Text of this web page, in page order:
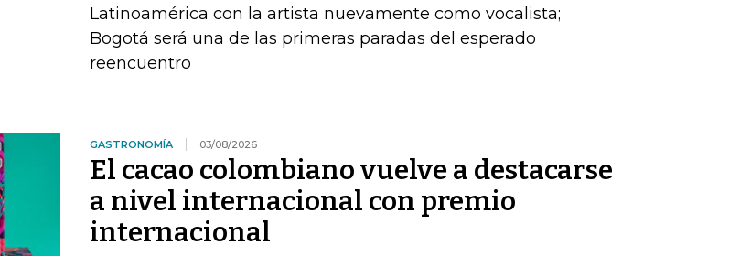
Latinoamérica con la artista nuevamente como vocalista;
Bogotá será una de las primeras paradas del esperado
reencuentro
GASTRONOMÍA 03/08/2026
El cacao colombiano vuelve a destacarse
a nivel internacional con premio
internacional